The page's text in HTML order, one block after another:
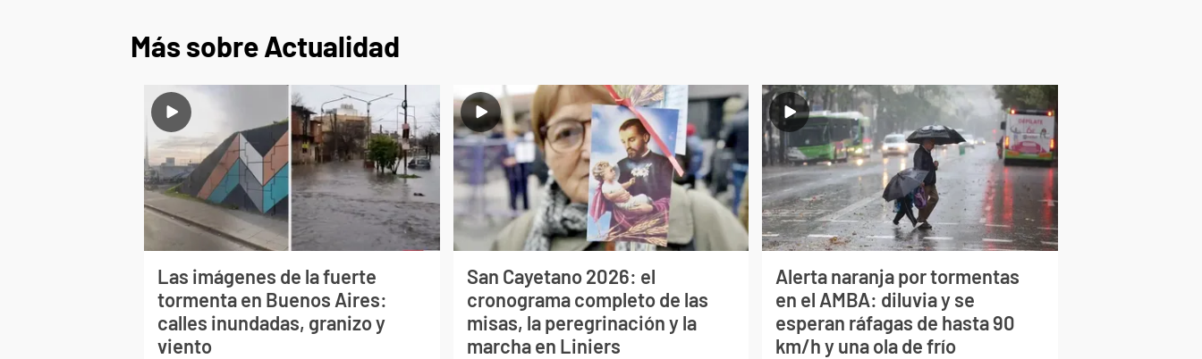
Más sobre Actualidad
Las imágenes de la fuerte
tormenta en Buenos Aires:
calles inundadas, granizo y
viento
San Cayetano 2026: el
cronograma completo de las
misas, la peregrinación y la
marcha en Liniers
Alerta naranja por tormentas
en el AMBA: diluvia y se
esperan ráfagas de hasta 90
km/h y una ola de frío